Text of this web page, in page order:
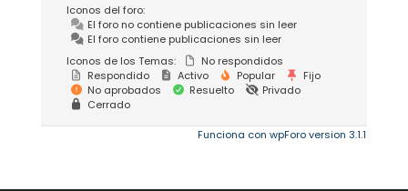
Iconos del foro:
El foro no contiene publicaciones sin leer
El foro contiene publicaciones sin leer
Iconos de los Temas:
No respondidos
Respondido
Activo Popular
Fijo
No aprobados
Resuelto
Privado
Cerrado
Funciona con wpForo version 3.1.1